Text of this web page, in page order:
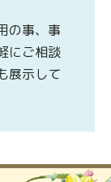
の事、事
にご相談
展示して